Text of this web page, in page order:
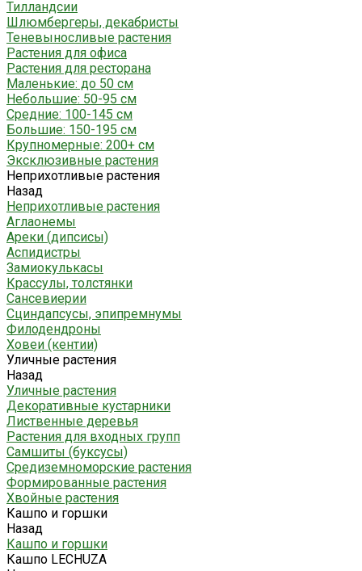
Тилландсии
Шлюмбергеры, декабристы
Теневыносливые растения
Растения для офиса
Растения для ресторана
Маленькие: до 50 см
Небольшие: 50-95 см
Средние: 100-145 см
Большие: 150-195 см
Крупномерные: 200+ см
Эксклюзивные растения
Неприхотливые растения
Назад
Неприхотливые растения
Аглаонемы
Ареки (дипсисы)
Аспидистры
Замиокулькасы
Крассулы, толстянки
Сансевиерии
Сциндапсусы, эпипремнумы
Филодендроны
Ховеи (кентии)
Уличные растения
Назад
Уличные растения
Декоративные кустарники
Лиственные деревья
Растения для входных групп
Самшиты (буксусы)
Средиземноморские растения
Формированные растения
Хвойные растения
Кашпо и горшки
Назад
Кашпо и горшки
Кашпо LECHUZA